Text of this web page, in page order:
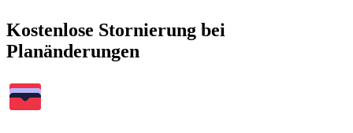
Kostenlose Stornierung bei
Planänderungen